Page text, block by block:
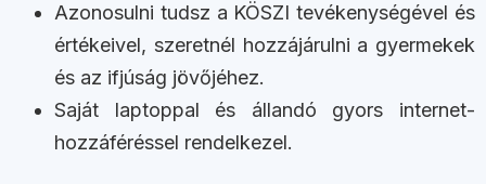
Azonosulni tudsz a KÖSZI tevékenységével és
értékeivel, szeretnél hozzájárulni a gyermekek
és az ifjúság jövőjéhez.
Saját laptoppal és állandó gyors internet-
hozzáféréssel rendelkezel.